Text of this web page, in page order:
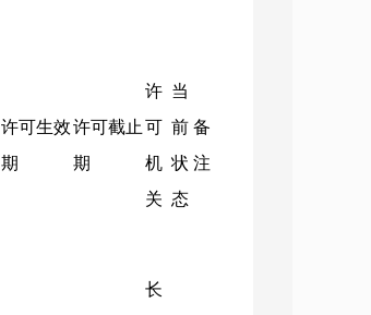
许可生效
期
许可截止
期
许
可
机
关
当
前
状
态
备
注
长